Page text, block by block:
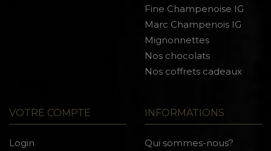
Fine Champenoise IG
Marc Champenois IG
Mignonnettes
Nos chocolats
Nos coffrets cadeaux
VOTRE COMPTE
Login
INFORMATIONS
Qui sommes-nous?